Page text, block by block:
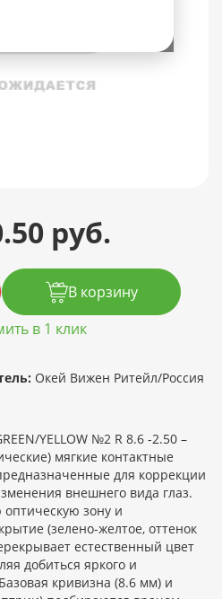
руб.
В корзину
в 1 клик
Окей Вижен Ритейл/Россия
YELLOW №2 R 8.6 -2.50 –
мягкие контактные
для коррекции
внешнего вида глаз.
зону и
(зелено-желтое, оттенок
естественный цвет
добиться яркого и
кривизна (8.6 мм) и